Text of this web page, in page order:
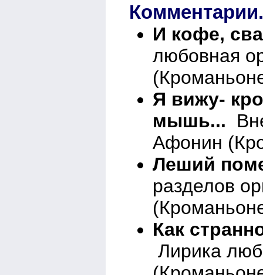
И кофе,
любовная
Я вижу-
мышь...
Афонин
Леший
разделов
Как
Лирика